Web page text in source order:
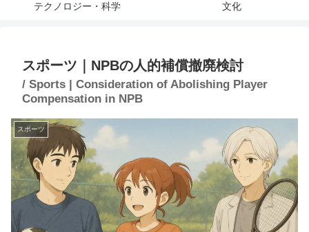
テクノロジー・科学 文化
スポーツ｜NPBの人的補償撤廃検討
/ Sports | Consideration of Abolishing Player
Compensation in NPB
スポーツ